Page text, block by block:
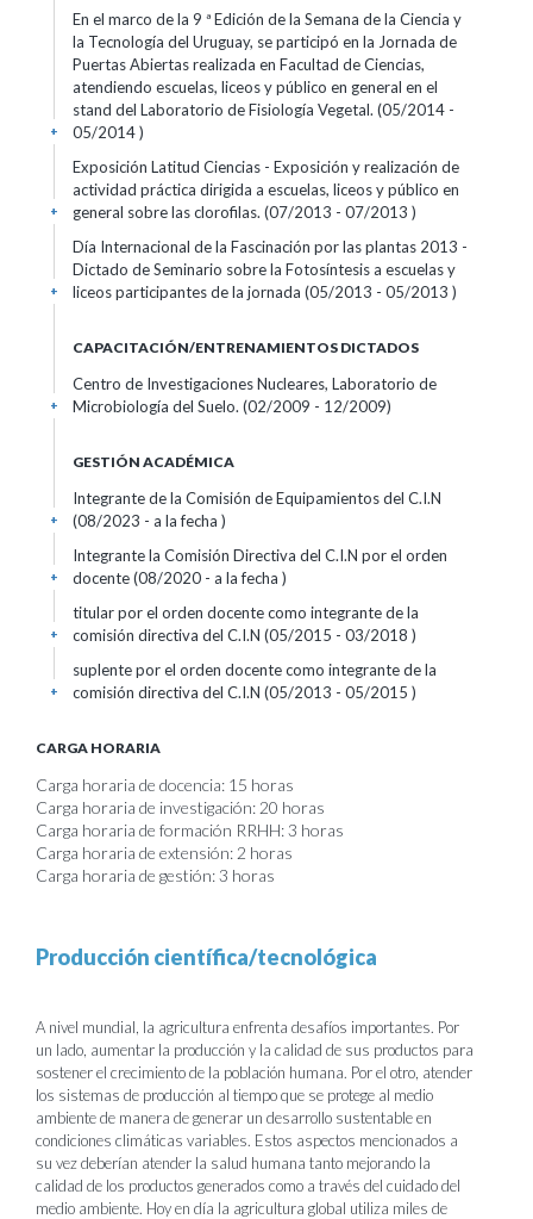
En el marco de la 9 ª Edición de la Semana de la Ciencia y
la Tecnología del Uruguay, se participó en la Jornada de
Puertas Abiertas realizada en Facultad de Ciencias,
atendiendo escuelas, liceos y público en general en el
stand del Laboratorio de Fisiología Vegetal. (05/2014 -
05/2014 )
+
Exposición Latitud Ciencias - Exposición y realización de
actividad práctica dirigida a escuelas, liceos y público en
general sobre las clorofilas. (07/2013 - 07/2013 )
+
Día Internacional de la Fascinación por las plantas 2013 -
Dictado de Seminario sobre la Fotosíntesis a escuelas y
liceos participantes de la jornada (05/2013 - 05/2013 )
+
CAPACITACIÓN/ENTRENAMIENTOS DICTADOS
Centro de Investigaciones Nucleares, Laboratorio de
Microbiología del Suelo. (02/2009 - 12/2009)
+
GESTIÓN ACADÉMICA
Integrante de la Comisión de Equipamientos del C.I.N
(08/2023 - a la fecha )
+
Integrante la Comisión Directiva del C.I.N por el orden
docente (08/2020 - a la fecha )
+
titular por el orden docente como integrante de la
comisión directiva del C.I.N (05/2015 - 03/2018 )
+
suplente por el orden docente como integrante de la
comisión directiva del C.I.N (05/2013 - 05/2015 )
+
CARGA HORARIA
Carga horaria de docencia: 15 horas
Carga horaria de investigación: 20 horas
Carga horaria de formación RRHH: 3 horas
Carga horaria de extensión: 2 horas
Carga horaria de gestión: 3 horas
Producción científica/tecnológica
A nivel mundial, la agricultura enfrenta desafíos importantes. Por
un lado, aumentar la producción y la calidad de sus productos para
sostener el crecimiento de la población humana. Por el otro, atender
los sistemas de producción al tiempo que se protege al medio
ambiente de manera de generar un desarrollo sustentable en
condiciones climáticas variables. Estos aspectos mencionados a
su vez deberían atender la salud humana tanto mejorando la
calidad de los productos generados como a través del cuidado del
medio ambiente. Hoy en día la agricultura global utiliza miles de